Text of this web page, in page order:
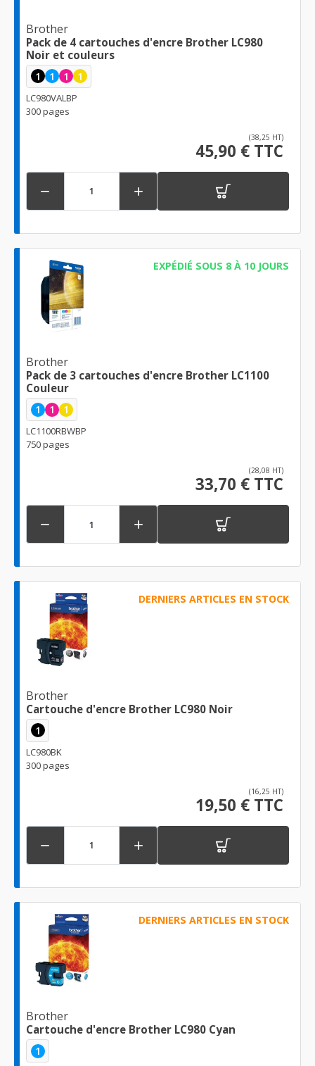
Brother
Pack de 4 cartouches d'encre Brother LC980
Noir et couleurs
1 1 1 1
LC980VALBP
300 pages
(38,25 HT)
45,90 € TTC
 
EXPÉDIÉ SOUS 8 À 10 JOURS
Brother
Pack de 3 cartouches d'encre Brother LC1100
Couleur
1 1 1
LC1100RBWBP
750 pages
(28,08 HT)
33,70 € TTC
 
DERNIERS ARTICLES EN STOCK
Brother
Cartouche d'encre Brother LC980 Noir
1
LC980BK
300 pages
(16,25 HT)
19,50 € TTC
 
DERNIERS ARTICLES EN STOCK
Brother
Cartouche d'encre Brother LC980 Cyan
1